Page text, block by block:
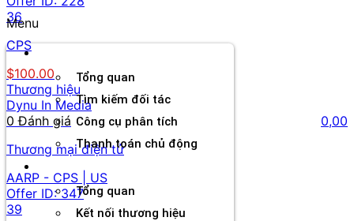
Menu
Tổng quan
Tìm kiếm đối tác
Công cụ phân tích
Thanh toán chủ động
Tổng quan
Kết nối thương hiệu
36
CPS
$100.00
Thương hiệu
Dynu In Media
0 Đánh giá
0,00
Thương mại điện tử
AARP - CPS | US
Offer ID: 347
39